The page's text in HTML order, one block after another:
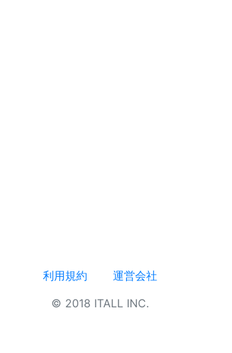
利用規約
運営会社
© 2018 ITALL INC.